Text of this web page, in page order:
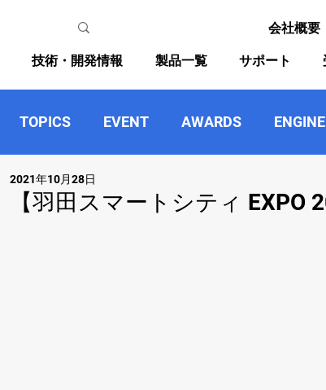
技術・開発情報 製品一覧 サポート
会社概要
TOPICS EVENT AWARDS
【羽田スマートシティ EXPO
2021年10月28日